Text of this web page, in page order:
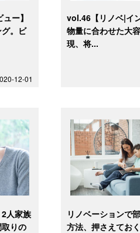
ー】
。ビ
12-01
vol.46【リノベ|イ
物量に合わせた大
現、将...
人家族
りの
リノベーションで
方法、押さえてお